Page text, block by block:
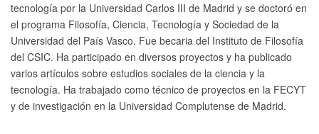
tecnología por la Universidad Carlos III de Madrid y se doctoró en
el programa Filosofía, Ciencia, Tecnología y Sociedad de la
Universidad del País Vasco. Fue becaria del Instituto de Filosofía
del CSIC. Ha participado en diversos proyectos y ha publicado
varios artículos sobre estudios sociales de la ciencia y la
tecnología. Ha trabajado como técnico de proyectos en la FECYT
y de investigación en la Universidad Complutense de Madrid.